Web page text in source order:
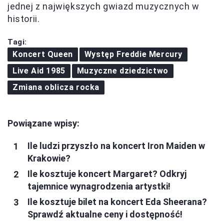
jednej z największych gwiazd muzycznych w
historii.
Tagi:
Koncert Queen
Występ Freddie Mercury
Live Aid 1985
Muzyczne dziedzictwo
Zmiana oblicza rocka
Powiązane wpisy:
Ile ludzi przyszło na koncert Iron Maiden w
Krakowie?
Ile kosztuje koncert Margaret? Odkryj
tajemnice wynagrodzenia artystki!
Ile kosztuje bilet na koncert Eda Sheerana?
Sprawdź aktualne ceny i dostępność!